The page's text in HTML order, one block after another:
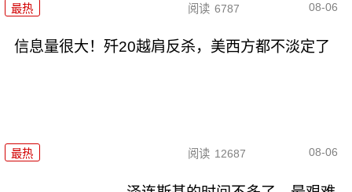
最热 阅读 6787 08-06
信息量很大！歼20越肩反杀，美西方都不淡定了
最热 阅读 12687 08-06